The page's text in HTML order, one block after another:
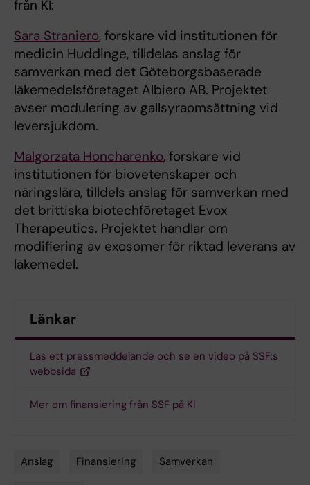
från KI:
Sara Straniero, forskare vid institutionen för
medicin Huddinge, tilldelas anslag för
samverkan med det Göteborgsbaserade
läkemedelsföretaget Albiero AB. Projektet
avser modulering av gallsyraomsättning vid
leversjukdom.
Malgorzata Honcharenko, forskare vid
institutionen för biovetenskaper och
näringslära, tilldels anslag för samverkan med
det brittiska biotechföretaget Evox
Therapeutics. Projektet handlar om
modifiering av exosomer för riktad leverans av
läkemedel.
Länkar
Läs ett pressmeddelande och se en video på SSF:s
webbsida
Mer om finansiering från SSF på KI
Anslag Finansiering Samverkan